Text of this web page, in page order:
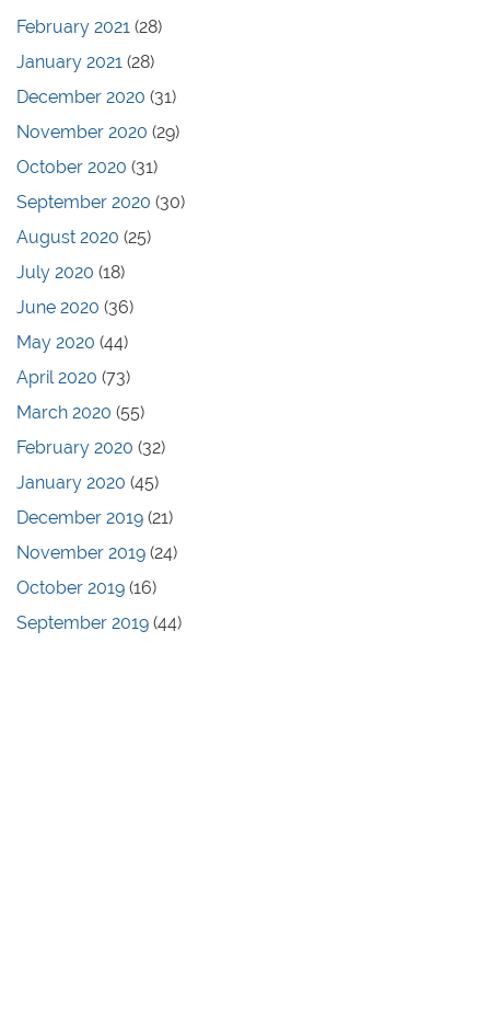
February 2021 (28)
January 2021 (28)
December 2020 (31)
November 2020 (29)
October 2020 (31)
September 2020 (30)
August 2020 (25)
July 2020 (18)
June 2020 (36)
May 2020 (44)
April 2020 (73)
March 2020 (55)
February 2020 (32)
January 2020 (45)
December 2019 (21)
November 2019 (24)
October 2019 (16)
September 2019 (44)